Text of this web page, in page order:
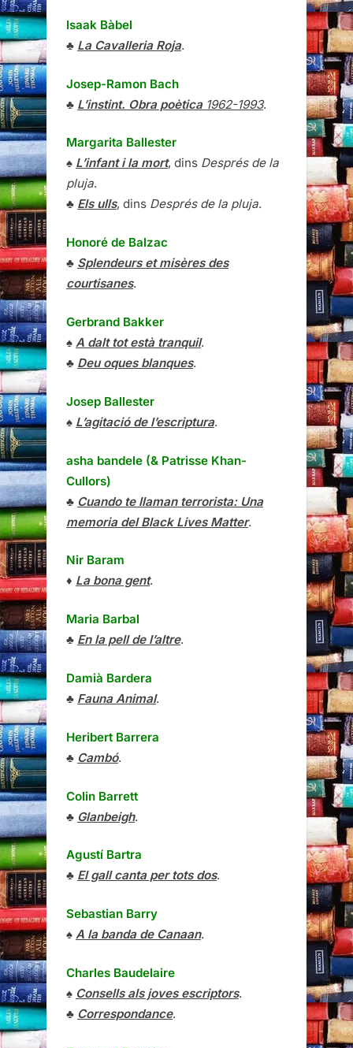
Isaak Bàbel
♣ La Cavalleria Roja.
Josep-Ramon Bach
♣ L’instint. Obra poètica1962-1993.
Margarita Ballester
♠ L’infant i la mort, dins Després de la
pluja.
♣ Els ulls, dins Després de la pluja.
Honoré de Balzac
♣ Splendeurs et misères des
courtisanes.
Gerbrand Bakker
♠ A dalt tot està tranquil.
♣ Deu oques blanques.
Josep Ballester
♠ L’agitació de l’escriptura.
asha bandele (& Patrisse Khan-
Cullors)
♣ Cuando te llaman terrorista: Una
memoria del Black Lives Matter.
Nir Baram
♦ La bona gent.
Maria Barbal
♣ En la pell de l’altre.
Damià Bardera
♣ Fauna Animal.
Heribert Barrera
♣ Cambó.
Colin Barrett
♣ Glanbeigh.
Agustí Bartra
♣ El gall canta per tots dos.
Sebastian Barry
♠ A la banda de Canaan.
Charles Baudelaire
♠ Consells als joves escriptors.
♣ Correspondance.